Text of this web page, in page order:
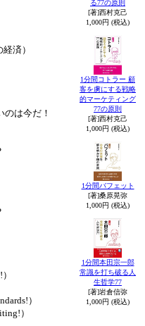
済）
は今だ！
）
）
る77の原則
[著]西村克己
1,000円 (税込)
1分間コトラー 顧
客を虜にする戦略
的マーケティング
77の原則
[著]西村克己
1,000円 (税込)
1分間バフェット
[著]桑原晃弥
1,000円 (税込)
1分間本田宗一郎
常識を打ち破る人
生哲学77
[著]岩倉信弥
1,000円 (税込)